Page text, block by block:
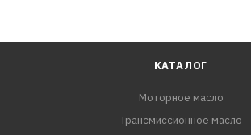
- Защита от износа
- Всесезонное применениеКАТАЛОГ
Моторное масло
Трансмиссионное масло